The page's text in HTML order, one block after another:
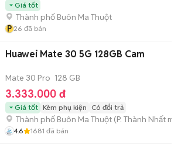
Giá tốt
Thành phố Buôn Ma Thuột
P 26 đã bán
Huawei Mate 30 5G 128GB Cam
Mate 30 Pro 128 GB
3.333.000 đ
Giá tốt Kèm phụ kiện Có đổi trả
Thành phố Buôn Ma Thuột (P. Thành Nhất
4.6 1681 đã bán